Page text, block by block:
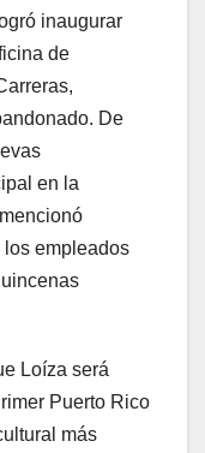
inaugurar
de
De
en la
los empleados
Loíza será
Puerto Rico
más